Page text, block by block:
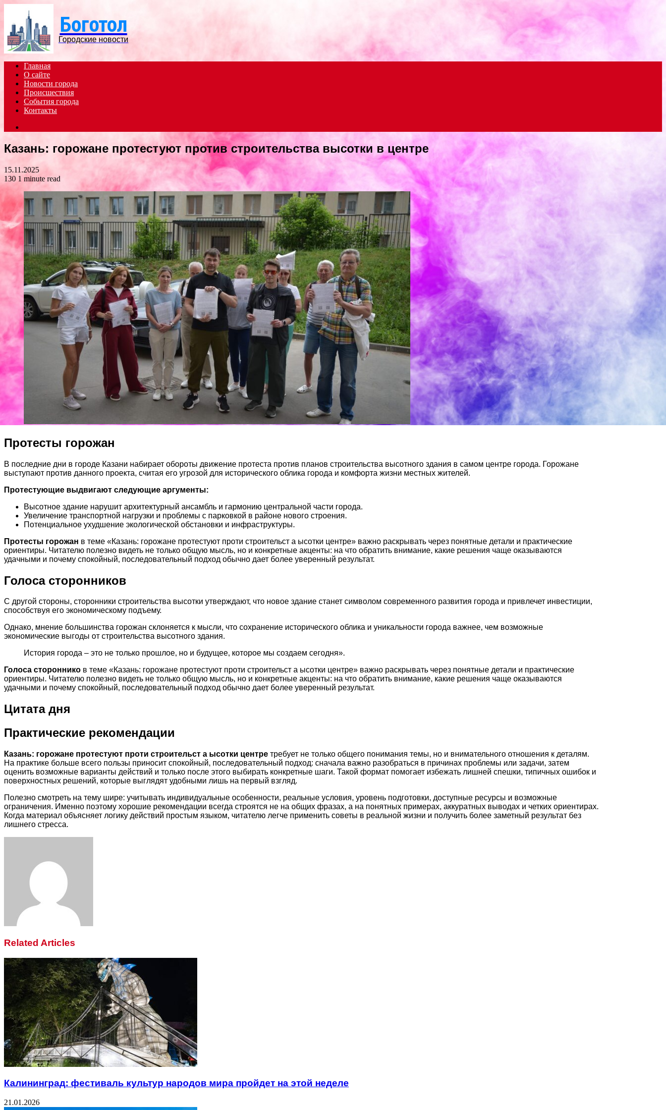
Боготол
Городские новости
Главная
О сайте
Новости города
Происшествия
События города
Контакты
Казань: горожане протестуют против строительства высотки в центре
15.11.2025
130 1 minute read
Протесты горожан
В последние дни в городе Казани набирает обороты движение протеста против планов строительства высотного здания в самом центре города. Горожане
выступают против данного проекта, считая его угрозой для исторического облика города и комфорта жизни местных жителей.
Протестующие выдвигают следующие аргументы:
Высотное здание нарушит архитектурный ансамбль и гармонию центральной части города.
Увеличение транспортной нагрузки и проблемы с парковкой в районе нового строения.
Потенциальное ухудшение экологической обстановки и инфраструктуры.
Протесты горожан в теме «Казань: горожане протестуют проти строительст а ысотки центре» важно раскрывать через понятные детали и практические
ориентиры. Читателю полезно видеть не только общую мысль, но и конкретные акценты: на что обратить внимание, какие решения чаще оказываются
удачными и почему спокойный, последовательный подход обычно дает более уверенный результат.
Голоса сторонников
С другой стороны, сторонники строительства высотки утверждают, что новое здание станет символом современного развития города и привлечет инвестиции,
способствуя его экономическому подъему.
Однако, мнение большинства горожан склоняется к мысли, что сохранение исторического облика и уникальности города важнее, чем возможные
экономические выгоды от строительства высотного здания.
История города – это не только прошлое, но и будущее, которое мы создаем сегодня».
Голоса стороннико в теме «Казань: горожане протестуют проти строительст а ысотки центре» важно раскрывать через понятные детали и практические
ориентиры. Читателю полезно видеть не только общую мысль, но и конкретные акценты: на что обратить внимание, какие решения чаще оказываются
удачными и почему спокойный, последовательный подход обычно дает более уверенный результат.
Цитата дня
Практические рекомендации
Казань: горожане протестуют проти строительст а ысотки центре требует не только общего понимания темы, но и внимательного отношения к деталям.
На практике больше всего пользы приносит спокойный, последовательный подход: сначала важно разобраться в причинах проблемы или задачи, затем
оценить возможные варианты действий и только после этого выбирать конкретные шаги. Такой формат помогает избежать лишней спешки, типичных ошибок и
поверхностных решений, которые выглядят удобными лишь на первый взгляд.
Полезно смотреть на тему шире: учитывать индивидуальные особенности, реальные условия, уровень подготовки, доступные ресурсы и возможные
ограничения. Именно поэтому хорошие рекомендации всегда строятся не на общих фразах, а на понятных примерах, аккуратных выводах и четких ориентирах.
Когда материал объясняет логику действий простым языком, читателю легче применить советы в реальной жизни и получить более заметный результат без
лишнего стресса.
Related Articles
Калининград: фестиваль культур народов мира пройдет на этой неделе
21.01.2026